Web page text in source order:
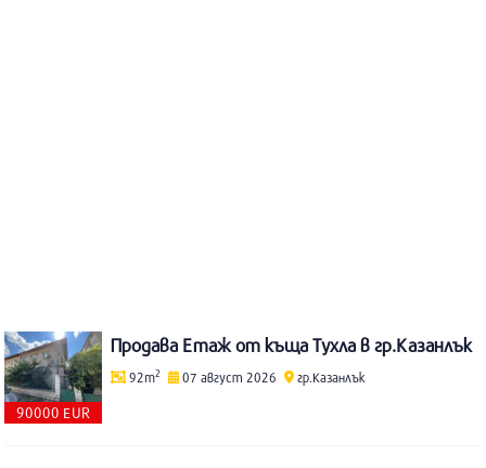
90000 EUR
Продава Етаж от къща Тухла в гр.Казанлък
92m2 07 август 2026 гр.Казанлък